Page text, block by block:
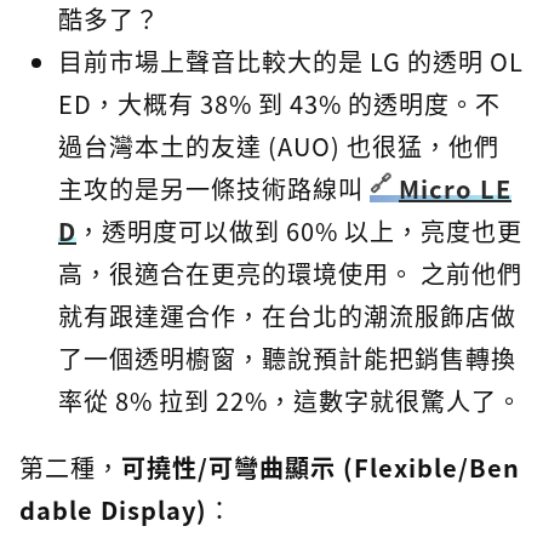
酷多了？
目前市場上聲音比較大的是 LG 的透明 OL
ED，大概有 38% 到 43% 的透明度。不
過台灣本土的友達 (AUO) 也很猛，他們
主攻的是另一條技術路線叫
Micro LE
D ，透明度可以做到 60% 以上，亮度也更
高，很適合在更亮的環境使用。 之前他們
就有跟達運合作，在台北的潮流服飾店做
了一個透明櫥窗，聽說預計能把銷售轉換
率從 8% 拉到 22%，這數字就很驚人了。
第二種， 可撓性/可彎曲顯示 (Flexible/Ben
dable Display) ：